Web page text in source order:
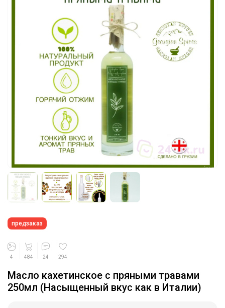
предзаказ
4 484 24 294
Масло кахетинское с пряными травами
250мл (Насыщенный вкус как в Италии)